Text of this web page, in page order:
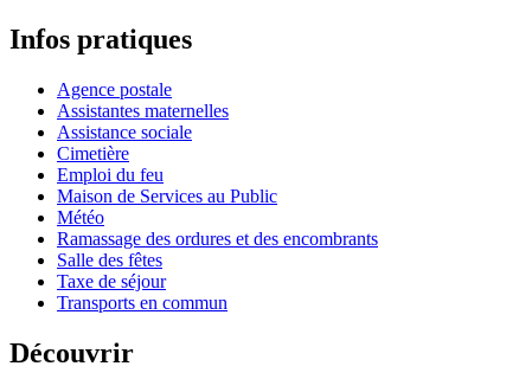
Infos pratiques
Agence postale
Assistantes maternelles
Assistance sociale
Cimetière
Emploi du feu
Maison de Services au Public
Météo
Ramassage des ordures et des encombrants
Salle des fêtes
Taxe de séjour
Transports en commun
Découvrir